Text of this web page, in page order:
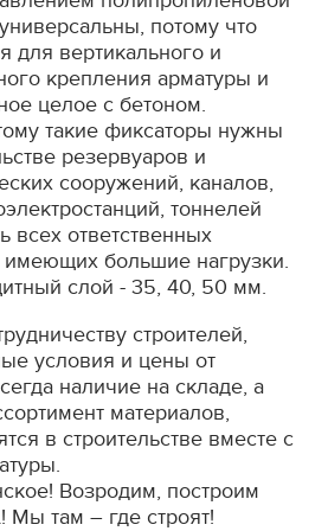
потому что
для вертикального и
крепления арматуры и
целое с бетоном.
такие фиксаторы нужны
резервуаров и
сооружений, каналов,
тоннелей
всех ответственных
большие нагрузки.
слой - 35, 40, 50 мм.
строителей,
условия и цены от
наличие на складе, а
материалов,
в строительстве вместе с
Возродим, построим
Мы там – где строят!